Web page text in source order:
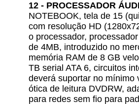
12 - PROCESSADOR
NOTEBOOK, tela de 15
com resolução HD
o processador,
de 4MB, introduzido no
memória RAM de 8 GB
TB serial ATA 6, circuitos
deverá suportar no mínimo
ótica de leitura DVDRW,
para redes sem fio para